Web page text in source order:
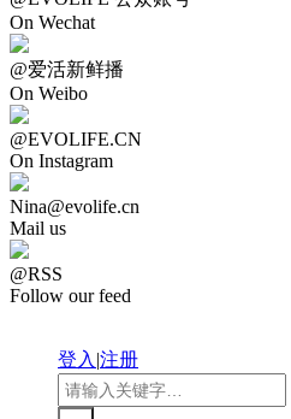
On Wechat
@爱活新鲜播
On Weibo
@EVOLIFE.CN
On Instagram
Nina@evolife.cn
Mail us
@RSS
Follow our feed
登入|注册